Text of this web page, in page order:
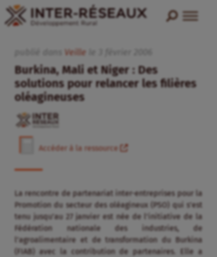
Veille
Burkina, Mali et Niger : Des
solutions pour relancer les filières
oléagineuses
Accéder à la ressource
La rencontre de partenariat inter-entreprises pour la
Promotion du secteur des oléagineux (PSO) qui s’est
tenu jusqu’au 27 janvier est née de l’initiative de la
Fédération nationale des industries, de
l’agroalimentaire et de transformation du Burkina
(FIAB) avec la contribution de partenaires. Elle a